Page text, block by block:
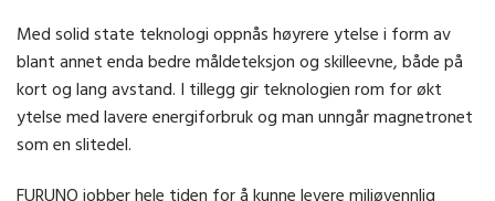
Med solid state teknologi oppnås høyrere ytelse i form av
blant annet enda bedre måldeteksjon og skilleevne, både på
kort og lang avstand. I tillegg gir teknologien rom for økt
ytelse med lavere energiforbruk og man unngår magnetronet
som en slitedel.